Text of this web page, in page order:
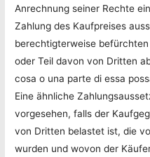
Anrechnung seiner Rechte
Zahlung des Kaufpreises
berechtigterweise
oder Teil davon von Dritten
cosa o una parte di essa
Eine ähnliche
vorgesehen, falls der
von Dritten belastet ist, die
wurden und wovon der